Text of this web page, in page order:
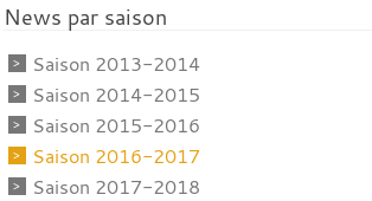
News par saison
Saison 2013-2014
Saison 2014-2015
Saison 2015-2016
Saison 2016-2017
Saison 2017-2018